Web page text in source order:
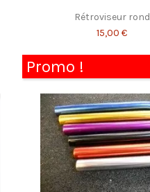
Rétroviseur rond
15,00 €
Promo !